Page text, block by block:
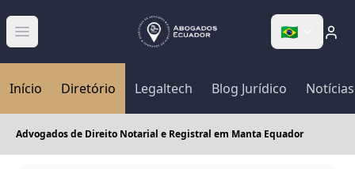
Abrir menú 🇧🇷
Início Diretório Legaltech Blog Jurídico Notícias
Advogados de Direito Notarial e Registral em Manta Equador